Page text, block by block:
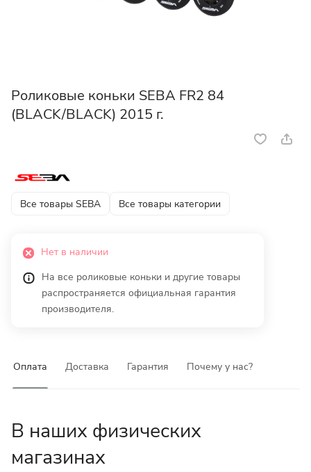
Роликовые коньки SEBA FR2 84
(BLACK/BLACK) 2015 г.
Все товары SEBA Все товары категории
Нет в наличии
На все роликовые коньки и другие товары
распространяется официальная гарантия
производителя.
Оплата Доставка Гарантия Почему у нас?
В наших физических
магазинах